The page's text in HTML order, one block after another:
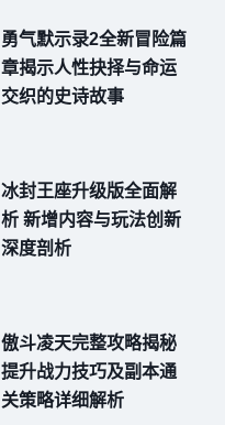
勇气默示录2全新冒险篇
章揭示人性抉择与命运
交织的史诗故事
冰封王座升级版全面解
析 新增内容与玩法创新
深度剖析
傲斗凌天完整攻略揭秘
提升战力技巧及副本通
关策略详细解析